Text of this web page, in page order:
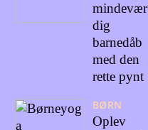
mindevær
dig
barnedåb
med den
rette pynt
BØRN
Oplev